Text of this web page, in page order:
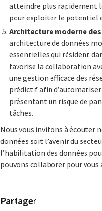
atteindre plus rapidement
pour exploiter le potentiel
Architecture moderne
architecture de données
essentielles qui résident
favorise la collaboration
une gestion efficace des
prédictif afin
présentant un risque de
tâches.
Nous vous invitons à écouter
données soit l’avenir du
l’habilitation des données
pouvons collaborer pour vous
Partager